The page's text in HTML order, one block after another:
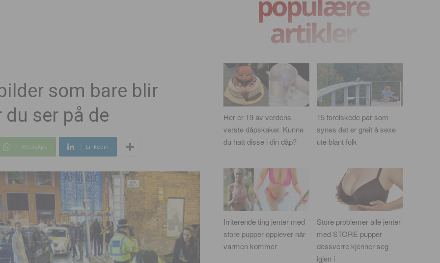
som bare blir
du ser på de
WhatsApp Linkedin
artikler
Her er 19 av verdens
verste dåpskaker. Kunne
du hatt disse i din dåp?
15 forelskede par som
synes det er greit å sexe
ute blant folk
Irriterende ting jenter med
store pupper opplever når
varmen kommer
Store problemer alle jenter
med STORE pupper
dessverre kjenner seg
igjen i